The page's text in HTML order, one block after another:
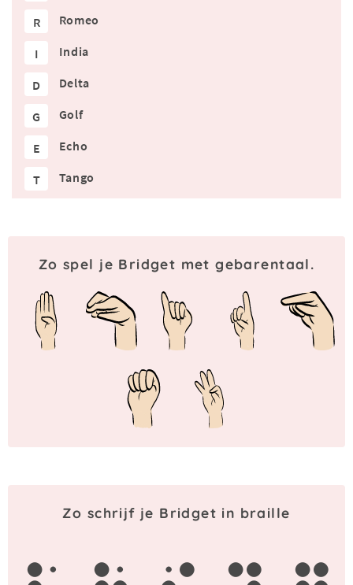
R Romeo
I India
D Delta
G Golf
E Echo
T Tango
Zo spel je Bridget met gebarentaal.
Zo schrijf je Bridget in braille